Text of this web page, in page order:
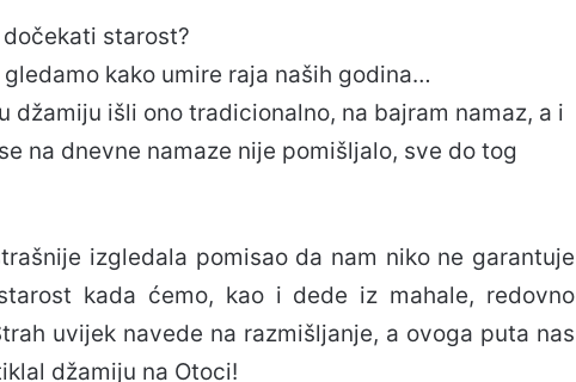
starost?
kako umire raja naših godina…
džamiju išli ono tradicionalno, na bajram namaz, a i
na dnevne namaze nije pomišljalo, sve do tog
izgledala pomisao da nam niko ne garantuje
kada ćemo, kao i dede iz mahale, redovno
uvijek navede na razmišljanje, a ovoga puta nas
džamiju na Otoci!